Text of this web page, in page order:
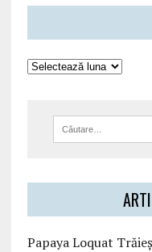
Papaya Loquat